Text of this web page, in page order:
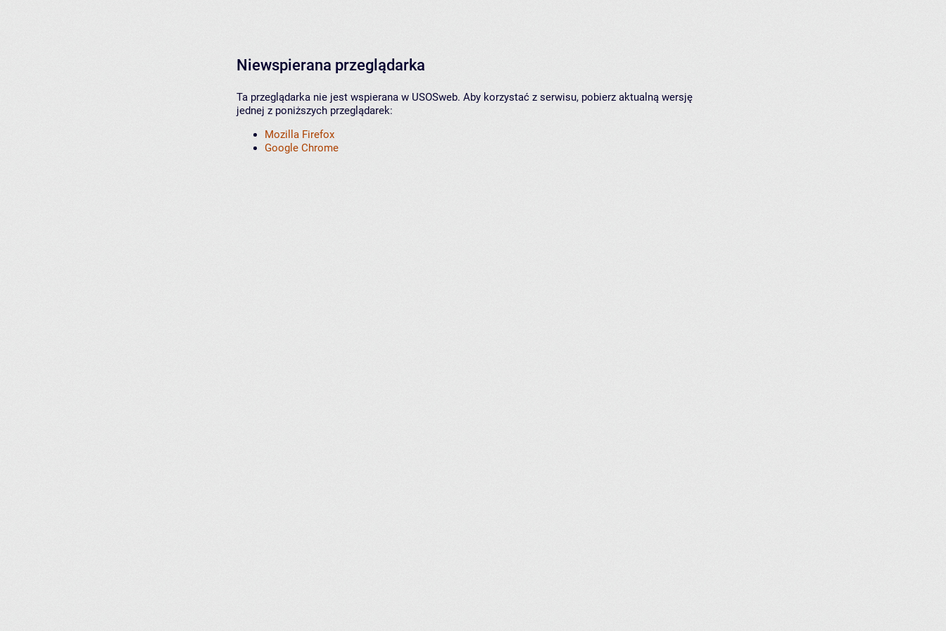
Niewspierana przeglądarka
Ta przeglądarka nie jest wspierana w USOSweb. Aby korzystać z serwisu, pobierz aktualną wersję
jednej z poniższych przeglądarek:
Mozilla Firefox
Google Chrome